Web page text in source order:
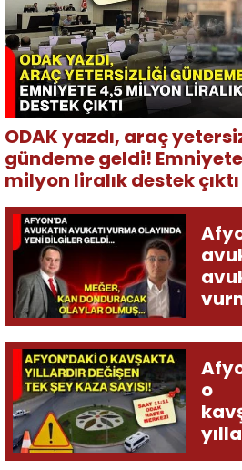
ODAK yazdı, araç
gündeme geldi!
milyon liralık destek çıktı
o